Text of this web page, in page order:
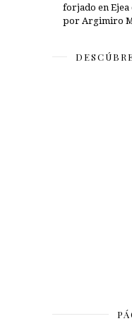
forjado en Ejea
por Argimiro